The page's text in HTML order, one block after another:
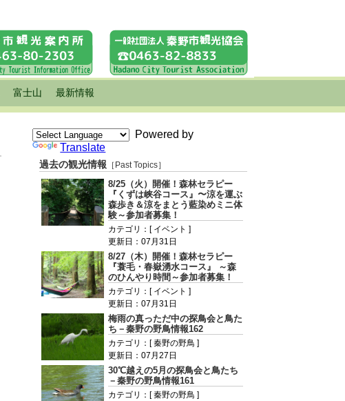
富士山 最新情報
Powered by
Translate
過去の観光情報 ［Past Topics］
8/25（火）開催！森林セラピー
『くずは峡谷コース』〜涼を運ぶ
森歩き＆涼をまとう藍染めミニ体
験～参加者募集！
カテゴリ：[ イベント ]
更新日：07月31日
8/27（木）開催！森林セラピー
『蓑毛・春嶽湧水コース』 ～森
のひんやり時間～参加者募集！
カテゴリ：[ イベント ]
更新日：07月31日
梅雨の真っただ中の探鳥会と鳥た
ち－秦野の野鳥情報162
カテゴリ：[ 秦野の野鳥 ]
更新日：07月27日
30℃越えの5月の探鳥会と鳥たち
－秦野の野鳥情報161
カテゴリ：[ 秦野の野鳥 ]